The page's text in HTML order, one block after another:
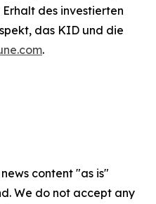
des investierten
das KID und die
.
content "as is"
We do not accept any